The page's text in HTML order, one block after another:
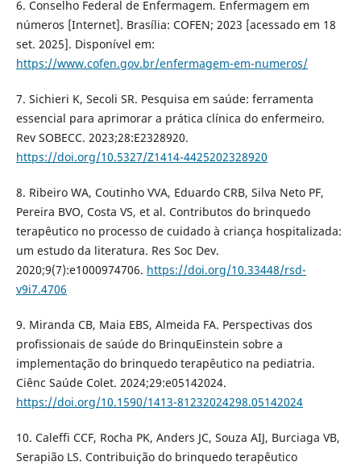
6. Conselho Federal de Enfermagem. Enfermagem em
números [Internet]. Brasília: COFEN; 2023 [acessado em 18
set. 2025]. Disponível em:
https://www.cofen.gov.br/enfermagem-em-numeros/
7. Sichieri K, Secoli SR. Pesquisa em saúde: ferramenta
essencial para aprimorar a prática clínica do enfermeiro.
Rev SOBECC. 2023;28:E2328920.
https://doi.org/10.5327/Z1414-4425202328920
8. Ribeiro WA, Coutinho VVA, Eduardo CRB, Silva Neto PF,
Pereira BVO, Costa VS, et al. Contributos do brinquedo
terapêutico no processo de cuidado à criança hospitalizada:
um estudo da literatura. Res Soc Dev.
2020;9(7):e1000974706. https://doi.org/10.33448/rsd-
v9i7.4706
9. Miranda CB, Maia EBS, Almeida FA. Perspectivas dos
profissionais de saúde do BrinquEinstein sobre a
implementação do brinquedo terapêutico na pediatria.
Ciênc Saúde Colet. 2024;29:e05142024.
https://doi.org/10.1590/1413-81232024298.05142024
10. Caleffi CCF, Rocha PK, Anders JC, Souza AIJ, Burciaga VB,
Serapião LS. Contribuição do brinquedo terapêutico